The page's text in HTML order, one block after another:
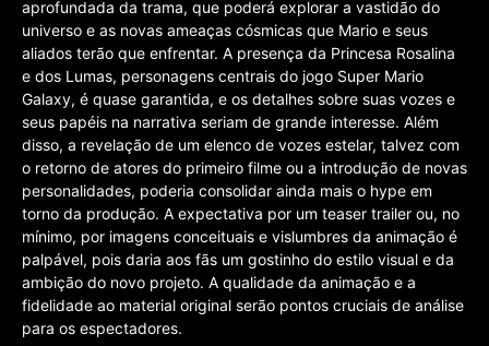
aprofundada da trama, que poderá explorar a vastidão do
universo e as novas ameaças cósmicas que Mario e seus
aliados terão que enfrentar. A presença da Princesa Rosalina
e dos Lumas, personagens centrais do jogo Super Mario
Galaxy, é quase garantida, e os detalhes sobre suas vozes e
seus papéis na narrativa seriam de grande interesse. Além
disso, a revelação de um elenco de vozes estelar, talvez com
o retorno de atores do primeiro filme ou a introdução de novas
personalidades, poderia consolidar ainda mais o hype em
torno da produção. A expectativa por um teaser trailer ou, no
mínimo, por imagens conceituais e vislumbres da animação é
palpável, pois daria aos fãs um gostinho do estilo visual e da
ambição do novo projeto. A qualidade da animação e a
fidelidade ao material original serão pontos cruciais de análise
para os espectadores.